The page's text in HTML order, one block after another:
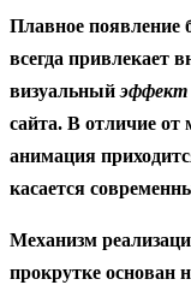
Плавное появление
всегда привлекает
визуальныйэффект
сайта. В отличие от
анимация
касается
Механизм
прокрутке основан